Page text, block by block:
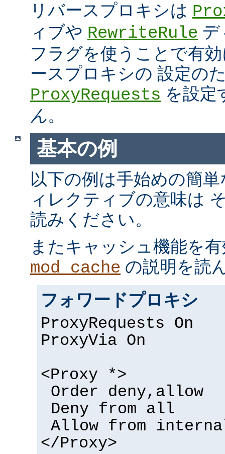
リバースプロキシは
ィブや RewriteRule
フラグを使うことで有
ースプロキシの 設定の
ProxyRequests を設定
ん。
基本の例
以下の例は手始めの簡
ィレクティブの意味は
読みください。
またキャッシュ機能を
mod_cache の説明を読
フォワードプロキシ
ProxyRequests On
ProxyVia On
<Proxy *>
Order deny,allow
Deny from all
Allow from
</Proxy>